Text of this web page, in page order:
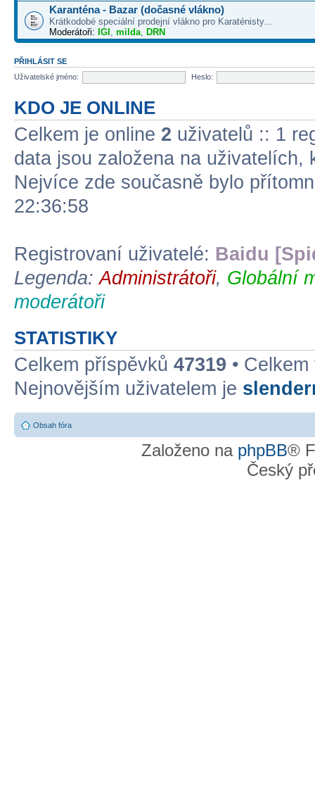
Karanténa - Bazar (dočasné vlákno)
Krátkodobé speciální prodejní vlákno pro Karaténisty...
Moderátoři: IGI , milda, DRN
PŘIHLÁSIT SE
Uživatelské jméno:
Heslo:
KDO JE ONLINE
Celkem je online 2 uživatelů :: 1
data jsou založena na
Nejvíce zde současně bylo
22:36:58
Registrovaní uživatelé: Baidu
Legenda:Administrátoři, Globální
moderátoři
STATISTIKY
Celkem příspěvků 47319 •
Nejnovějším uživatelem je
Obsah fóra
Založeno na phpBB®
Český